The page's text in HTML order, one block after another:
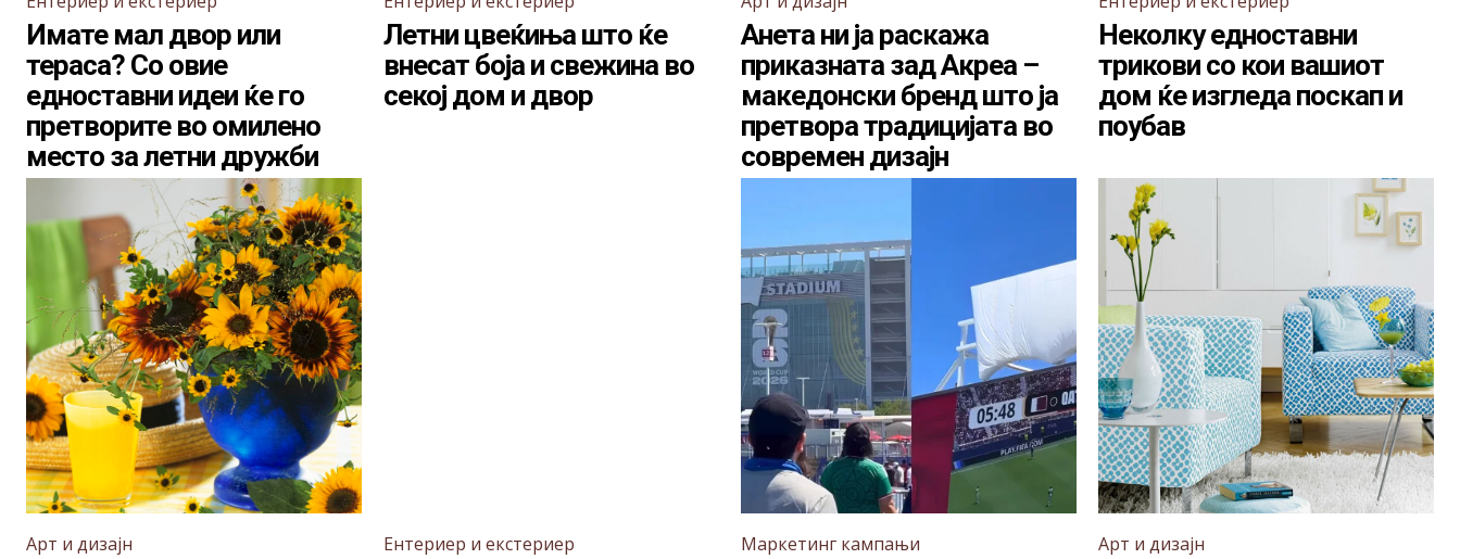
Имате мал двор или
тераса? Со овие
едноставни идеи ќе го
претворите во омилено
место за летни дружби
Летни цвеќиња што ќе
внесат боја и свежина во
секој дом и двор
Анета ни ја раскажа
приказната зад Акреа –
македонски бренд што ја
претвора традицијата во
современ дизајн
Неколку едноставни
трикови со кои вашиот
дом ќе изгледа поскап и
поубав
Арт и дизајн Ентериер и екстериер Маркетинг кампањи Арт и дизајн